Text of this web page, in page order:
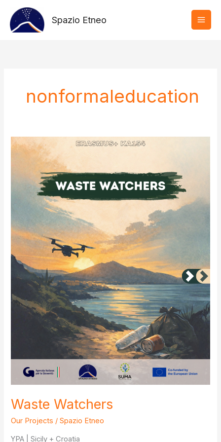
contenuto
Spazio Etneo
nonformaleducation
Waste Watchers
Our Projects /Spazio Etneo
YPA | Sicily + Croatia